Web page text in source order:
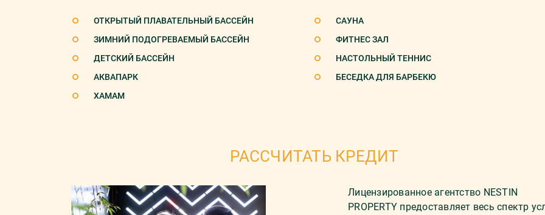
ОТКРЫТЫЙ ПЛАВАТЕЛЬНЫЙ БАССЕЙН
ЗИМНИЙ ПОДОГРЕВАЕМЫЙ БАССЕЙН
ДЕТСКИЙ БАССЕЙН
АКВАПАРК
ХАМАМ
САУНА
ФИТНЕС ЗАЛ
НАСТОЛЬНЫЙ ТЕННИС
БЕСЕДКА ДЛЯ БАРБЕКЮ
РАССЧИТАТЬ КРЕДИТ
Лицензированное агентство NESTIN
PROPERTY предоставляет весь спектр